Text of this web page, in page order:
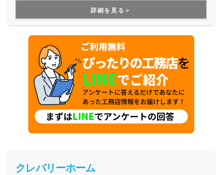
ラインナップから家づくりをサポートしてくれます。
詳細を見る＞
クレバリーホーム